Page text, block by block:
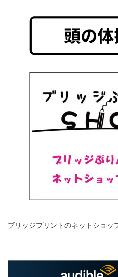
ブリッジプリントのネットショッ